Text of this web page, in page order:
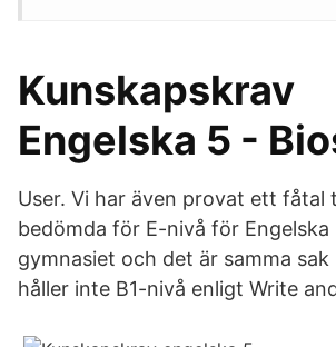
Kunskapskrav
Engelska 5 -
User. Vi har även provat ett fåtal
bedömda för E-nivå för Engelska
gymnasiet och det är samma sak
håller inte B1-nivå enligt Write